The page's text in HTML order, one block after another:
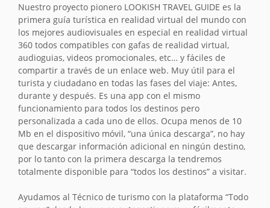
Nuestro proyecto pionero LOOKISH TRAVEL GUIDE es la
primera guía turística en realidad virtual del mundo con
los mejores audiovisuales en especial en realidad virtual
360 todos compatibles con gafas de realidad virtual,
audioguias, videos promocionales, etc… y fáciles de
compartir a través de un enlace web. Muy útil para el
turista y ciudadano en todas las fases del viaje: Antes,
durante y después. Es una app con el mismo
funcionamiento para todos los destinos pero
personalizada a cada uno de ellos. Ocupa menos de 10
Mb en el dispositivo móvil, “una única descarga”, no hay
que descargar información adicional en ningún destino,
por lo tanto con la primera descarga la tendremos
totalmente disponible para “todos los destinos” a visitar.
Ayudamos al Técnico de turismo con la plataforma “Todo